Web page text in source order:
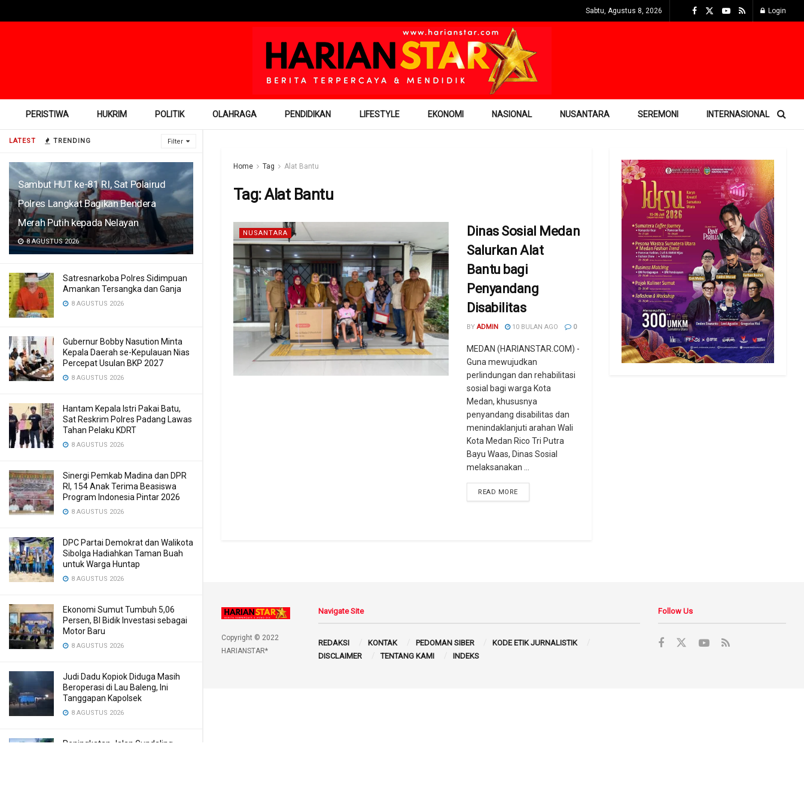
LATEST TRENDING Filter
Sambut HUT ke-81 RI, Sat Polairud
Polres Langkat Bagikan Bendera
Merah Putih kepada Nelayan
8 AGUSTUS 2026
Satresnarkoba Polres Sidimpuan
Amankan Tersangka dan Ganja
8 AGUSTUS 2026
Gubernur Bobby Nasution Minta
Kepala Daerah se-Kepulauan Nias
Percepat Usulan BKP 2027
8 AGUSTUS 2026
Hantam Kepala Istri Pakai Batu,
Sat Reskrim Polres Padang Lawas
Tahan Pelaku KDRT
8 AGUSTUS 2026
Sinergi Pemkab Madina dan DPR
RI, 154 Anak Terima Beasiswa
Program Indonesia Pintar 2026
8 AGUSTUS 2026
DPC Partai Demokrat dan Walikota
Sibolga Hadiahkan Taman Buah
untuk Warga Huntap
8 AGUSTUS 2026
Ekonomi Sumut Tumbuh 5,06
Persen, BI Bidik Investasi sebagai
Motor Baru
8 AGUSTUS 2026
Judi Dadu Kopiok Diduga Masih
Beroperasi di Lau Baleng, Ini
Tanggapan Kapolsek
8 AGUSTUS 2026
Peningkatan Jalan Gundaling
Sabtu, Agustus 8, 2026 Login
PERISTIWA HUKRIM POLITIK OLAHRAGA PENDIDIKAN LIFESTYLE EKONOMI NASIONAL NUSANTARA SEREMONI INTERNASIONAL
Home Tag Alat Bantu
Tag:Alat Bantu
NUSANTARA
Dinas Sosial Medan
Salurkan Alat
Bantu bagi
Penyandang
Disabilitas
BY ADMIN 10 BULAN AGO 0
MEDAN (HARIANSTAR.COM) -
Guna mewujudkan
perlindungan dan rehabilitasi
sosial bagi warga Kota
Medan, khususnya
penyandang disabilitas dan
menindaklanjuti arahan Wali
Kota Medan Rico Tri Putra
Bayu Waas, Dinas Sosial
melaksanakan ...
READ MORE
Copyright © 2022
HARIANSTAR*
Navigate Site
REDAKSI KONTAK PEDOMAN SIBER
KODE ETIK JURNALISTIK
DISCLAIMER
TENTANG KAMI INDEKS
Follow Us